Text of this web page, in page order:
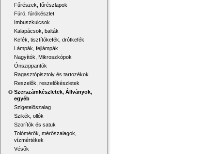
Fűrészek, fűrészlapok
Fúró, fúrókészlet
Imbuszkulcsok
Kalapácsok, balták
Kefék, tisztítókefék, drótkefék
Lámpák, fejlámpák
Nagyítók, Mikroszkópok
Ónszippantók
Ragasztópisztoly és tartozékok
Reszelők, reszelőkészletek
Szerszámkészletek, Állványok,
egyéb
Szigetelőszalag
Szikék, ollók
Szorítók és satuk
Tolómérők, mérőszalagok,
vízmértékek
Vésők